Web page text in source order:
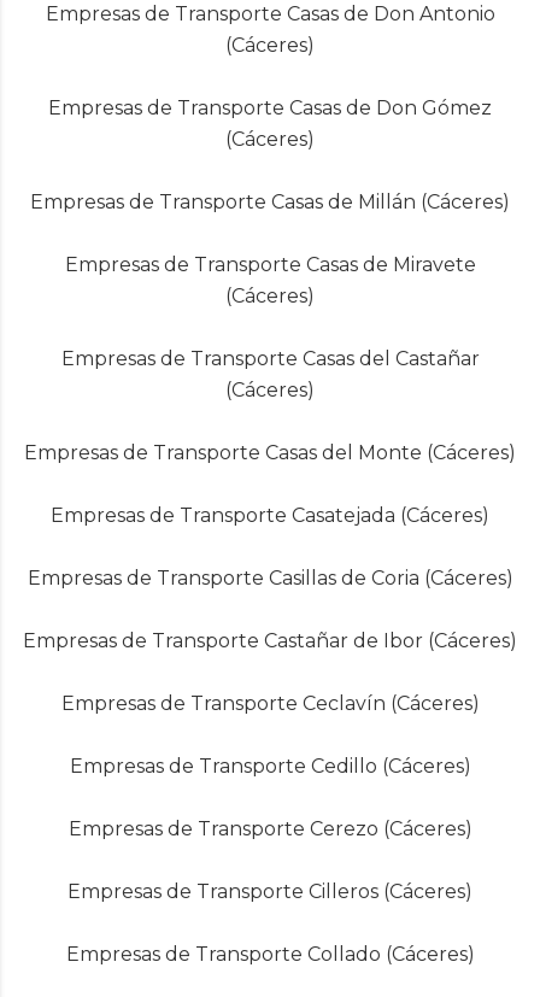
Empresas de Transporte Casas de Don Antonio
(Cáceres)
Empresas de Transporte Casas de Don Gómez
(Cáceres)
Empresas de Transporte Casas de Millán (Cáceres)
Empresas de Transporte Casas de Miravete
(Cáceres)
Empresas de Transporte Casas del Castañar
(Cáceres)
Empresas de Transporte Casas del Monte (Cáceres)
Empresas de Transporte Casatejada (Cáceres)
Empresas de Transporte Casillas de Coria (Cáceres)
Empresas de Transporte Castañar de Ibor (Cáceres)
Empresas de Transporte Ceclavín (Cáceres)
Empresas de Transporte Cedillo (Cáceres)
Empresas de Transporte Cerezo (Cáceres)
Empresas de Transporte Cilleros (Cáceres)
Empresas de Transporte Collado (Cáceres)